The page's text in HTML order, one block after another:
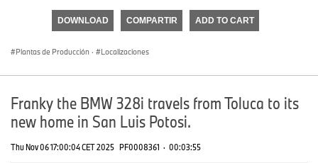
seconds
DOWNLOAD COMPARTIR ADD TO CART
Plantas de Producción · Localizaciones
Franky the BMW 328i travels from Toluca to its
new home in San Luis Potosi.
Thu Nov 06 17:00:04 CET 2025 PF0008361 · 00:03:55